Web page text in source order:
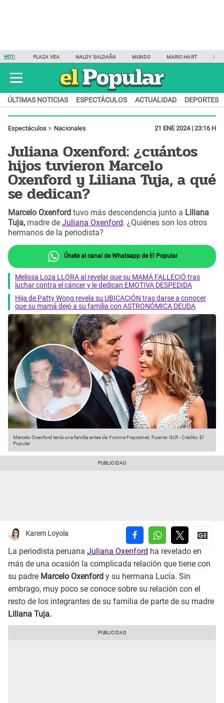
HOY: PLAZA VEA NALDY SALDAÑA MUNDO MARIO HART
ÚLTIMAS NOTICIAS ESPECTÁCULOS ACTUALIDAD DEPORTES
Espectáculos Nacionales 21 ENE 2024 | 23:16 H
Juliana Oxenford: ¿cuántos
hijos tuvieron Marcelo
Oxenford y Liliana Tuja, a qué
se dedican?
Marcelo Oxenford tuvo más descendencia junto a Liliana
Tuja, madre de Juliana Oxenford. ¿Quiénes son los otros
hermanos de la periodista?
Únete al canal de Whatsapp de El Popular
Melissa Loza LLORA al revelar que su MAMÁ FALLECIÓ tras
luchar contra el cáncer y le dedican EMOTIVA DESPEDIDA
Hija de Patty Wong revela su UBICACIÓN tras darse a conocer
que su mamá dejó a su familia con ASTRONÓMICA DEUDA
Marcelo Oxenford tenía una familia antes de Yvonne Frayssinet. Fuente: GLR-Crédito: El
Popular
Karem Loyola
La periodista peruana Juliana Oxenford ha revelado en
más de una ocasión la complicada relación que tiene con
su padre Marcelo Oxenford y su hermana Lucía. Sin
embrago, muy poco se conoce sobre su relación con el
resto de los integrantes de su familia de parte de su madre
Liliana Tuja.